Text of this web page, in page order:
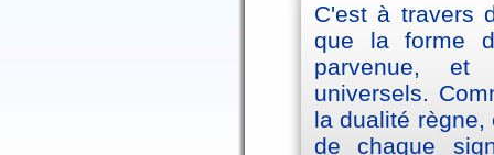
C'est à travers
que la forme
parvenue, et
universels.
la dualité
de chaque